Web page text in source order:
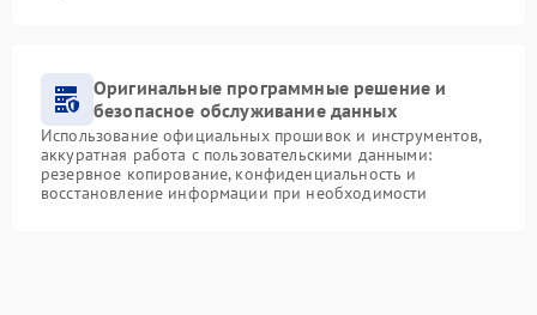
Оригинальные программные решение и
безопасное обслуживание данных
Использование официальных прошивок и инструментов,
аккуратная работа с пользовательскими данными:
резервное копирование, конфиденциальность и
восстановление информации при необходимости